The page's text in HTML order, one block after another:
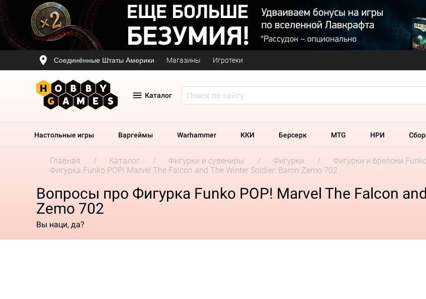
Соединённые Штаты Америки Магазины Игротеки
Каталог
Настольные игры Варгеймы Warhammer ККИ Берсерк MTG НРИ
Главная Каталог Фигурки и сувениры Фигурки Фигурки и брелоки
Фигурка Funko POP! Marvel The Falcon and The Winter Soldier: Baron Zemo 702
Вопросы про Фигурка Funko POP! Marvel The Falcon
Zemo 702
Вы наци, да?